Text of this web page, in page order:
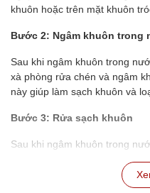
khuôn hoặc trên mặt khuôn
Bước 2: Ngâm khuôn trong
Sau khi ngâm khuôn trong
xà phòng rửa chén và ngâm
này giúp làm sạch khuôn và
Bước 3: Rửa sạch khuôn
Sau khi ngâm khuôn trong
Bước 4: Phơi khô khuôn